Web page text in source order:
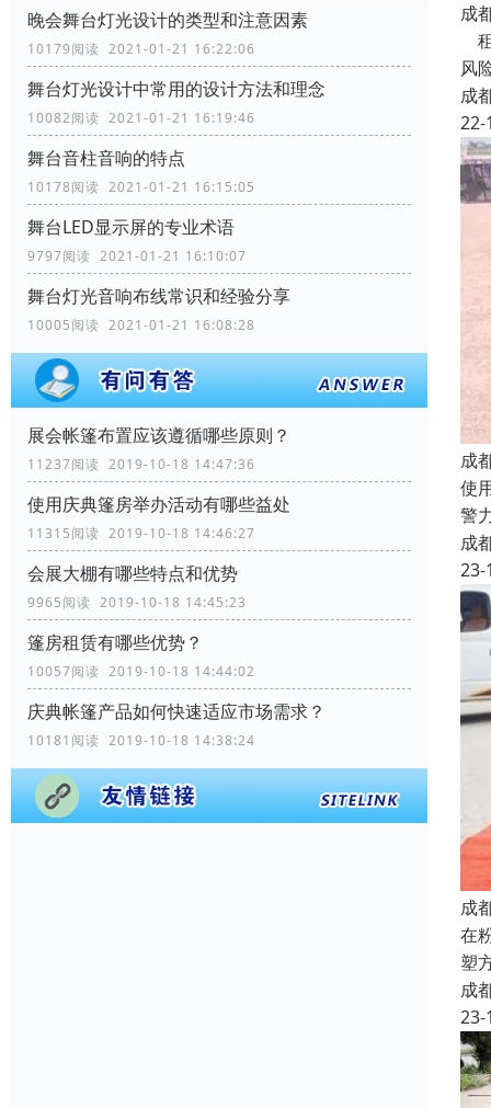
晚会舞台灯光设计的类型和注意因素
10179阅读 2021-01-21 16:22:06
舞台灯光设计中常用的设计方法和理念
10082阅读 2021-01-21 16:19:46
舞台音柱音响的特点
10178阅读 2021-01-21 16:15:05
舞台LED显示屏的专业术语
9797阅读 2021-01-21 16:10:07
舞台灯光音响布线常识和经验分享
10005阅读 2021-01-21 16:08:28
展会帐篷布置应该遵循哪些原则？
11237阅读 2019-10-18 14:47:36
使用庆典篷房举办活动有哪些益处
11315阅读 2019-10-18 14:46:27
会展大棚有哪些特点和优势
9965阅读 2019-10-18 14:45:23
篷房租赁有哪些优势？
10057阅读 2019-10-18 14:44:02
庆典帐篷产品如何快速适应市场需求？
10181阅读 2019-10-18 14:38:24
成
风
成
22-
成
使
警
成
23-
成
在
塑
成
23-